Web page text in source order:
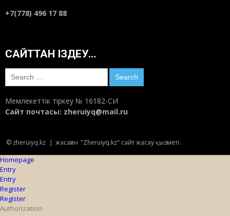
+7(778) 496 17 88
САЙТТАН ІЗДЕУ…
Search
for:
Мемлекеттік тіркеу № 16182-СИ
Сайт почтасы: zheruiyq@mail.ru
© zheruiyq.kz | жасаған "Zheruiyq.kz" сайт жасау қызметі .
Homepage
Entry
Entry
Register
Register
Authorization